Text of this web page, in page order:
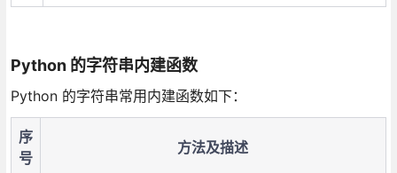
Python 的字符串内建函数
Python 的字符串常用内建函数如下：
序
号
方法及描述